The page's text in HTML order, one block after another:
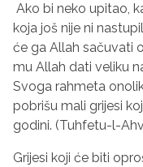
Ako bi neko upitao,
koja još nije ni
će ga Allah sačuvati
mu Allah dati veliku
Svoga rahmeta
pobrišu mali grijesi
godini. (Tuhfetu-l-
Grijesi koji će biti